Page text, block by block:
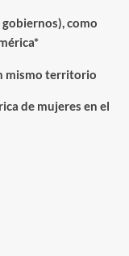
como
mismo territorio
de mujeres en el